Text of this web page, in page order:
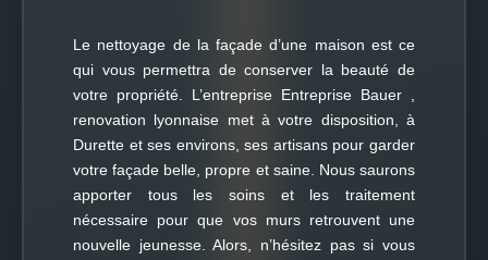
Le nettoyage de la façade d’une maison est ce
qui vous permettra de conserver la beauté de
votre propriété. L’entreprise Entreprise Bauer ,
renovation lyonnaise met à votre disposition, à
Durette et ses environs, ses artisans pour garder
votre façade belle, propre et saine. Nous saurons
apporter tous les soins et les traitement
nécessaire pour que vos murs retrouvent une
nouvelle jeunesse. Alors, n’hésitez pas si vous